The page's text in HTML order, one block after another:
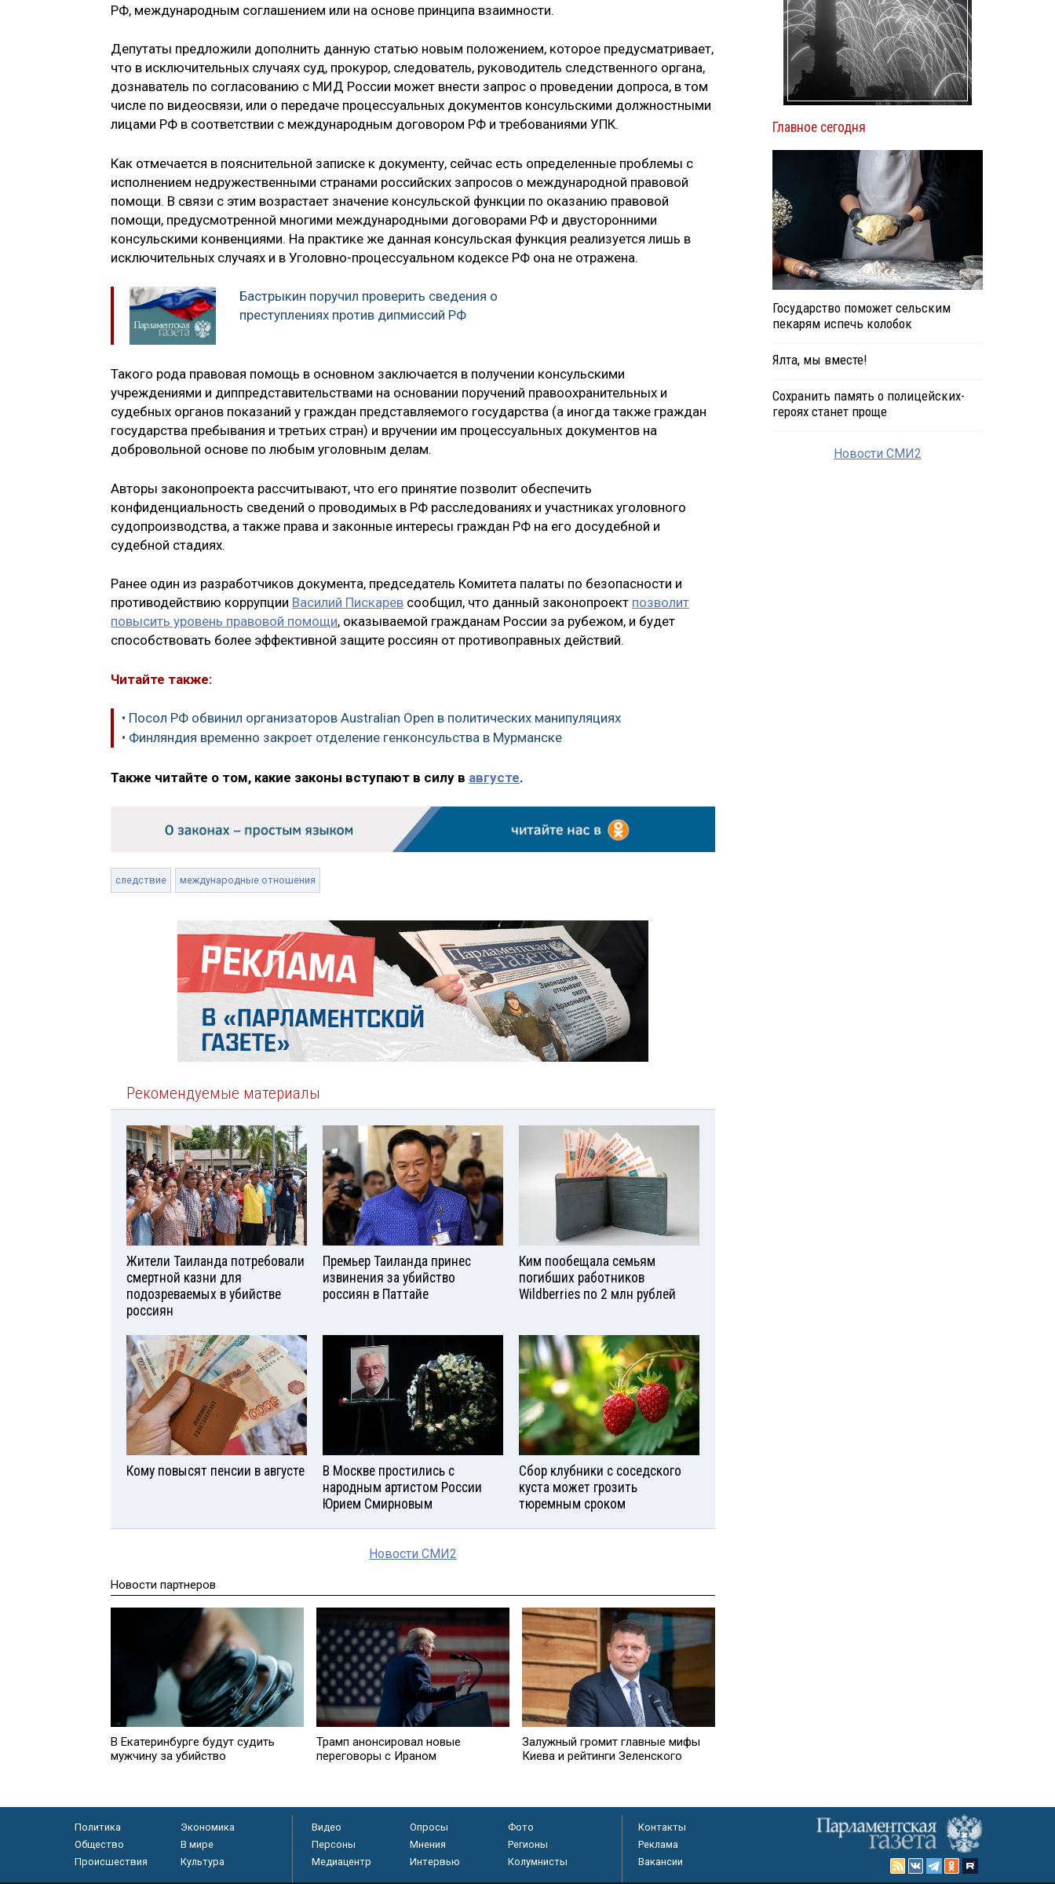
РФ, международным соглашением или на основе принципа взаимности.
Депутаты предложили дополнить данную статью новым положением, которое предусматривает,
что в исключительных случаях суд, прокурор, следователь, руководитель следственного органа,
дознаватель по согласованию с МИД России может внести запрос о проведении допроса, в том
числе по видеосвязи, или о передаче процессуальных документов консульскими должностными
лицами РФ в соответствии с международным договором РФ и требованиями УПК.
Как отмечается в пояснительной записке к документу, сейчас есть определенные проблемы с
исполнением недружественными странами российских запросов о международной правовой
помощи. В связи с этим возрастает значение консульской функции по оказанию правовой
помощи, предусмотренной многими международными договорами РФ и двусторонними
консульскими конвенциями. На практике же данная консульская функция реализуется лишь в
исключительных случаях и в Уголовно-процессуальном кодексе РФ она не отражена.
Бастрыкин поручил проверить сведения о
преступлениях против дипмиссий РФ
Такого рода правовая помощь в основном заключается в получении консульскими
учреждениями и диппредставительствами на основании поручений правоохранительных и
судебных органов показаний у граждан представляемого государства (а иногда также граждан
государства пребывания и третьих стран) и вручении им процессуальных документов на
добровольной основе по любым уголовным делам.
Авторы законопроекта рассчитывают, что его принятие позволит обеспечить
конфиденциальность сведений о проводимых в РФ расследованиях и участниках уголовного
судопроизводства, а также права и законные интересы граждан РФ на его досудебной и
судебной стадиях.
Ранее один из разработчиков документа, председатель Комитета палаты по безопасности и
противодействию коррупции Василий Пискарев сообщил, что данный законопроект позволит
повысить уровень правовой помощи, оказываемой гражданам России за рубежом, и будет
способствовать более эффективной защите россиян от противоправных действий.
Читайте также:
• Посол РФ обвинил организаторов Australian Open в политических манипуляциях
• Финляндия временно закроет отделение генконсульства в Мурманске
Также читайте о том, какие законы вступают в силу в августе.
следствие международные отношения
Рекомендуемые материалы
Жители Таиланда потребовали
смертной казни для
подозреваемых в убийстве
россиян
Премьер Таиланда принес
извинения за убийство
россиян в Паттайе
Ким пообещала семьям
погибших работников
Wildberries по 2 млн рублей
Кому повысят пенсии в августе
В Москве простились с
народным артистом России
Юрием Смирновым
Сбор клубники с соседского
куста может грозить
тюремным сроком
Новости СМИ2
Новости партнеров
В Екатеринбурге будут судить
мужчину за убийство
Трамп анонсировал новые
переговоры с Ираном
Залужный громит главные мифы
Киева и рейтинги Зеленского
Главное сегодня
Государство поможет сельским
пекарям испечь колобок
Ялта, мы вместе!
Сохранить память о полицейских-
героях станет проще
Новости СМИ2
Политика
Экономика
Общество
В мире
Происшествия
Культура
Видео Опросы
Фото
Персоны
Мнения
Регионы
Медиацентр
Интервью Колумнисты
Контакты
Реклама
Вакансии